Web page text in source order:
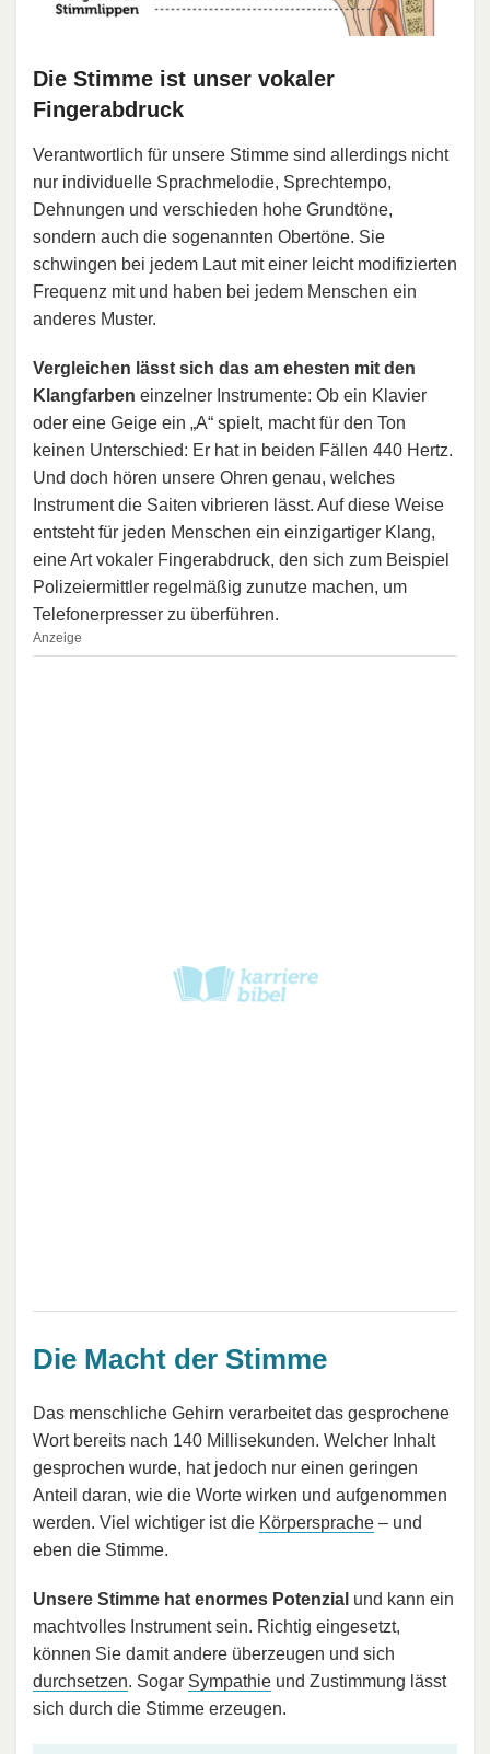
Die Stimme ist unser vokaler
Fingerabdruck
Verantwortlich für unsere Stimme sind allerdings nicht
nur individuelle Sprachmelodie, Sprechtempo,
Dehnungen und verschieden hohe Grundtöne,
sondern auch die sogenannten Obertöne. Sie
schwingen bei jedem Laut mit einer leicht modifizierten
Frequenz mit und haben bei jedem Menschen ein
anderes Muster.
Vergleichen lässt sich das am ehesten mit den
Klangfarben einzelner Instrumente: Ob ein Klavier
oder eine Geige ein „A“ spielt, macht für den Ton
keinen Unterschied: Er hat in beiden Fällen 440 Hertz.
Und doch hören unsere Ohren genau, welches
Instrument die Saiten vibrieren lässt. Auf diese Weise
entsteht für jeden Menschen ein einzigartiger Klang,
eine Art vokaler Fingerabdruck, den sich zum Beispiel
Polizeiermittler regelmäßig zunutze machen, um
Telefonerpresser zu überführen.
Anzeige
Die Macht der Stimme
Das menschliche Gehirn verarbeitet das gesprochene
Wort bereits nach 140 Millisekunden. Welcher Inhalt
gesprochen wurde, hat jedoch nur einen geringen
Anteil daran, wie die Worte wirken und aufgenommen
werden. Viel wichtiger ist die Körpersprache – und
eben die Stimme.
Unsere Stimme hat enormes Potenzial und kann ein
machtvolles Instrument sein. Richtig eingesetzt,
können Sie damit andere überzeugen und sich
durchsetzen. Sogar Sympathie und Zustimmung lässt
sich durch die Stimme erzeugen.